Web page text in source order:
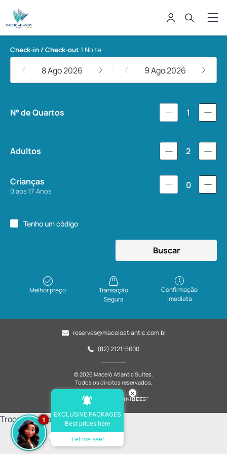
Maceió Atlantic Suítes
Check-in / Check-out 1 Noite
8 Ago 2026 9 Ago 2026
N° de Quartos 1
Adultos 2
Crianças
0 aos 17 Anos
0
Tenho um código
Buscar
Melhor preço
Transação
Segura
Confirmação
Imediata
reservas@maceioatlantic.com.br
(82) 2121-5600
© 2026 Maceió Atlantic Suítes.
Todos os direitos reservados.
Powered by
Trocar o Script do Organico
×
EXCLUSIVE PACKAGES
Best prices here
Let me see!
1